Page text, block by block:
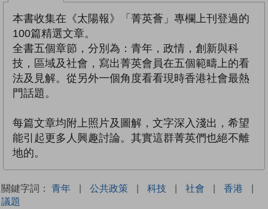
本書收集在《太陽報》「菁英薈」專欄上刊登過的
100篇精選文章。
全書五個章節，分別為：青年，政情，創新與科
技，區域及社會，寫出菁英會員在五個範疇上的看
法及見解。從另外一個角度看看現時香港社會最熱
門話題。
每篇文章均附上照片及圖解，文字深入淺出，希望
能引起更多人興趣討論。其實這群菁英們也絕不離
地的。
關鍵字詞： 青年 | 公共政策 | 科技 | 社會 | 香港
|
議題